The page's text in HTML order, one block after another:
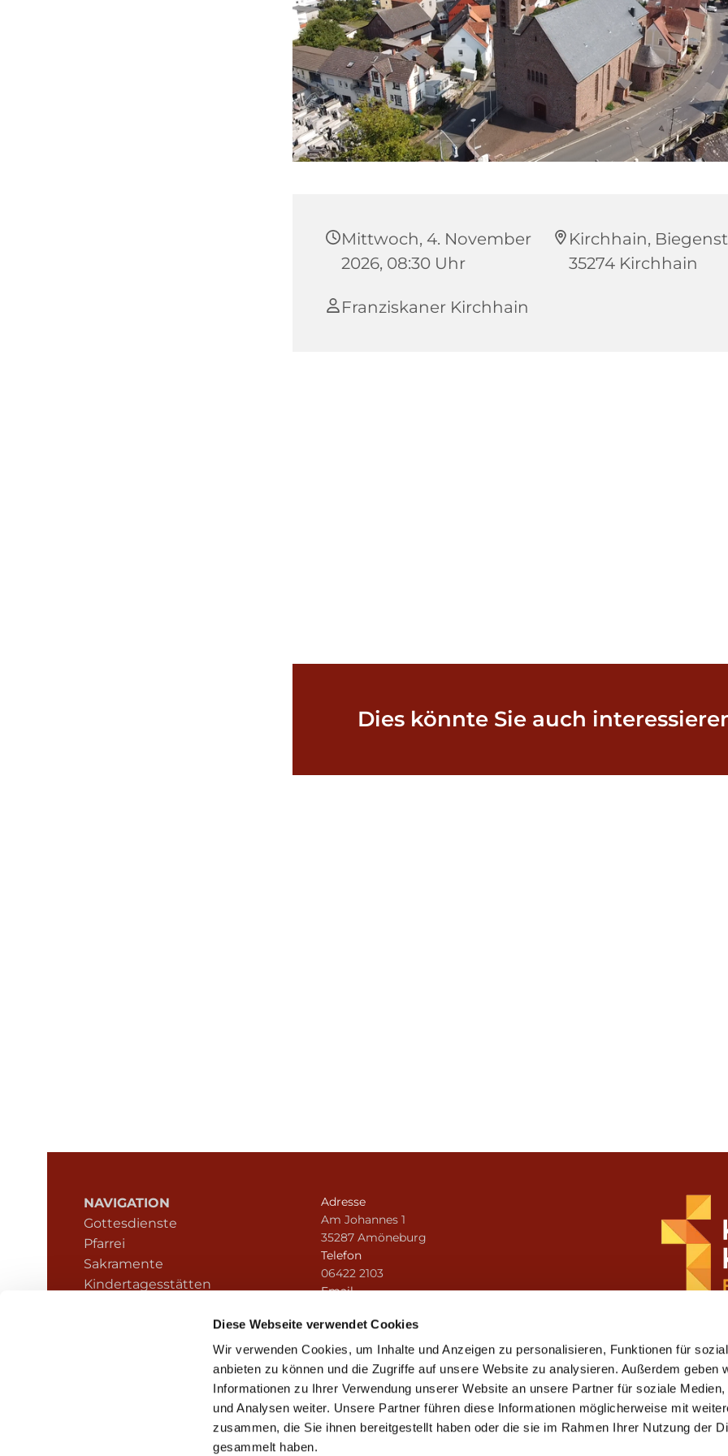
Diese Webseite verwendet Cookies
Wir verwenden Cookies, um Inhalte und Anzeigen zu personalisieren, Funktionen für
anbieten zu können und die Zugriffe auf unsere Website zu analysieren. Außerdem geben
Informationen zu Ihrer Verwendung unserer Website an unsere Partner für soziale Medien,
und Analysen weiter. Unsere Partner führen diese Informationen möglicherweise mit
zusammen, die Sie ihnen bereitgestellt haben oder die sie im Rahmen Ihrer Nutzung der
gesammelt haben.
Mittwoch, 4. November
2026, 08:30 Uhr
Kirchhain,
35274 Kirchhain
Franziskaner Kirchhain
Dies könnte Sie auch
NAVIGATION
Gottesdienste
Pfarrei
Sakramente
Kindertagesstätten
Hinweisgeberschutz
Adresse
Am Johannes 1
35287 Amöneburg
Telefon
06422 2103
Email
Impressum Datenschutzerklärung ChurchDesk-